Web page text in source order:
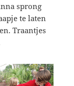
sprong
te laten
Traantjes